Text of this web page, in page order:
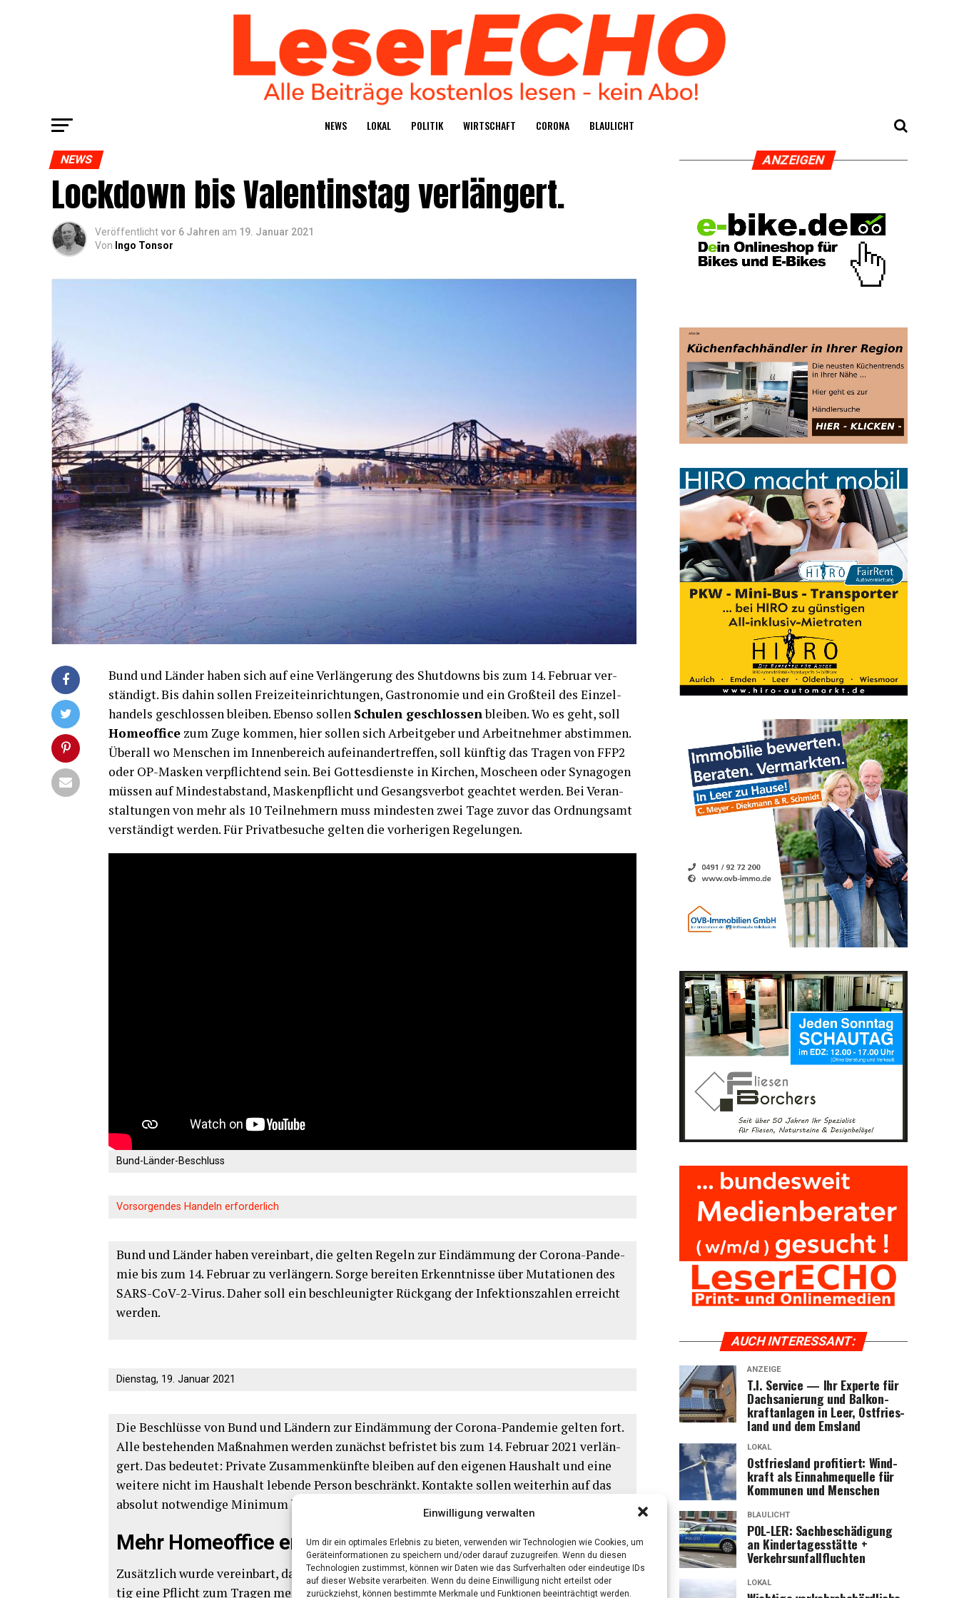
Einwilligung verwalten
Um dir ein optimales Erlebnis zu bieten, verwenden wir Technologien wie Cookies, um
Geräteinformationen zu speichern und/oder darauf zuzugreifen. Wenn du diesen
Technologien zustimmst, können wir Daten wie das Surfverhalten oder eindeutige IDs
auf dieser Website verarbeiten. Wenn du deine Einwilligung nicht erteilst oder
zurückziehst, können bestimmte Merkmale und Funktionen beeinträchtigt werden.
NEWS LOKAL POLI­TIK WIRT­SCHAFT CORO­NA BLAU­LICHT
NEWS
Lock­down bis Valen­tins­tag verlängert.
Veröffentlichtvor 6 Jahren am 19. Januar 2021
Von Ingo Tonsor
Bund und Län­der haben sich auf eine Ver­län­ge­rung des Shut­downs bis zum 14. Febru­ar ver­
stän­digt. Bis dahin sol­len Frei­zeit­ein­rich­tun­gen, Gas­tro­no­mie und ein Groß­teil des Ein­zel­
han­dels geschlos­sen blei­ben. Eben­so sol­len Schu­len geschlos­senblei­ben. Wo es geht, soll
Home­of­fice zum Zuge kom­men, hier sol­len sich Arbeit­ge­ber und Arbeit­neh­mer abstim­men.
Über­all wo Men­schen im Innen­be­reich auf­ein­an­der­tref­fen, soll künf­tig das Tra­gen von FFP2
oder OP-Mas­ken ver­pflich­tend sein. Bei Got­tes­diens­te in Kir­chen, Moscheen oder Syn­ago­gen
müs­sen auf Min­dest­ab­stand, Mas­ken­pflicht und Gesangs­ver­bot geach­tet wer­den. Bei Ver­an­
stal­tun­gen von mehr als 10 Teil­neh­mern muss min­des­ten zwei Tage zuvor das Ord­nungs­amt
ver­stän­digt wer­den. Für Pri­vat­be­su­che gel­ten die vor­he­ri­gen Regelungen.
Bund-Län­der-Beschluss
Vor­sor­gen­des Han­deln erforderlich
Bund und Län­der haben ver­ein­bart, die gel­ten Regeln zur Ein­däm­mung der Coro­na-Pan­de­
mie bis zum 14. Febru­ar zu ver­län­gern. Sor­ge berei­ten Erkennt­nis­se über Muta­tio­nen des
SARS-CoV-2-Virus. Daher soll ein beschleu­nig­ter Rück­gang der Infek­ti­ons­zah­len erreicht
werden.
Diens­tag, 19. Janu­ar 2021
Die Beschlüs­se von Bund und Län­dern zur Ein­däm­mung der Coro­na-Pan­de­mie gel­ten fort.
Alle bestehen­den Maß­nah­men wer­den zunächst befris­tet bis zum 14. Febru­ar 2021 ver­län­
gert. Das bedeu­tet: Pri­va­te Zusam­men­künf­te blei­ben auf den eige­nen Haus­halt und eine
wei­te­re nicht im Haus­halt leben­de Per­son beschränkt. Kon­tak­te sol­len wei­ter­hin auf das
abso­lut not­wen­di­ge Mini­mum beschränkt werden.
Mehr Home­of­fice ermöglichen
Zusätz­lich wur­de ver­ein­bart, dass in öffent­li­chen Ver­kehrs­mit­teln und in Geschäf­ten künf­
tig eine Pflicht zum Tra­gen medi­zi­ni­scher Mas­ken besteht (sogan­n­ann­te OP-Mas­ken oder
ANZEI­GEN
AUCH INTER­ES­SANT:
ANZEIGE
T.I. Ser­vice — Ihr Exper­te für
Dach­sa­nie­rung und Bal­kon­
kraft­an­la­gen in Leer, Ost­fries­
land und dem Emsland
LOKAL
Ost­fries­land pro­fi­tiert: Wind­
kraft als Ein­nah­me­quel­le für
Kom­mu­nen und Menschen
BLAULICHT
POL-LER: Sach­be­schä­di­gung
an Kin­der­ta­ges­stät­te +
Verkehrsunfallfluchten
LOKAL